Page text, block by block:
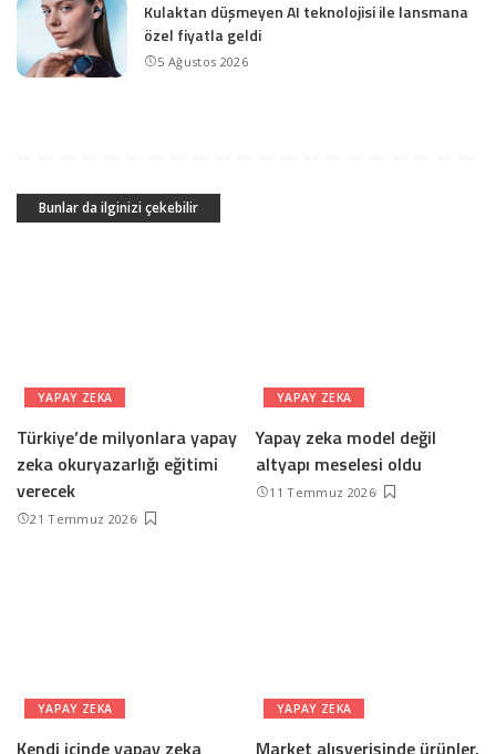
Kulaktan düşmeyen AI teknolojisi ile lansmana
özel fiyatla geldi
5 Ağustos 2026
Bunlar da ilginizi çekebilir
YAPAY ZEKA
Türkiye’de milyonlara yapay
zeka okuryazarlığı eğitimi
verecek
21 Temmuz 2026
YAPAY ZEKA
Yapay zeka model değil
altyapı meselesi oldu
11 Temmuz 2026
YAPAY ZEKA
Kendi içinde yapay zeka
YAPAY ZEKA
Market alışverişinde ürünler,